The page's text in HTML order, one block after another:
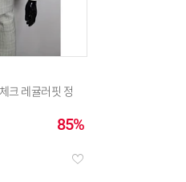
크 레귤러핏 정
85%